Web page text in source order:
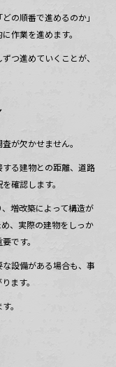
の順番で進めるのか」
作業を進めます。
つ進めていくことが、
が欠かせません。
る建物との距離、道路
確認します。
増改築によって構造が
、実際の建物をしっか
です。
設備がある場合も、事
ます。
。